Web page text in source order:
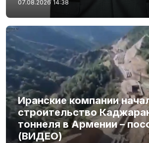
07.08.2026 14:38
Иранские компании
строительство
тоннеля в Армении –
(ВИДЕО)